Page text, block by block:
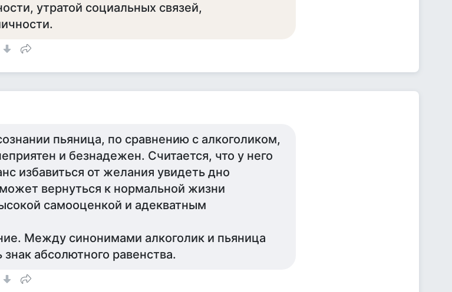
утратой социальных связей,
пьяница, по сравнению с алкоголиком,
и безнадежен. Считается, что у него
избавиться от желания увидеть дно
вернуться к нормальной жизни
самооценкой и адекватным
Между синонимами алкоголик и пьяница
абсолютного равенства.